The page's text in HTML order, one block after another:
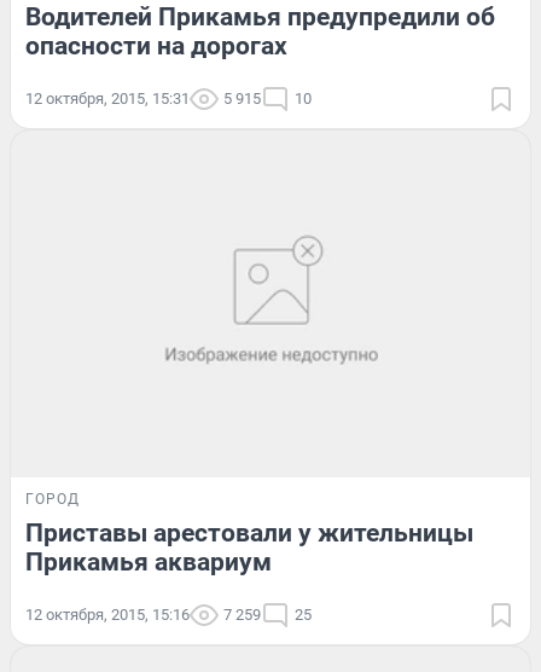
Водителей Прикамья предупредили об
опасности на дорогах
12 октября, 2015, 15:31 5 915 10
ГОРОД
Приставы арестовали у жительницы
Прикамья аквариум
12 октября, 2015, 15:16 7 259 25